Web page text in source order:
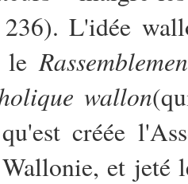
L'idée
le
wallon
créée
et jeté